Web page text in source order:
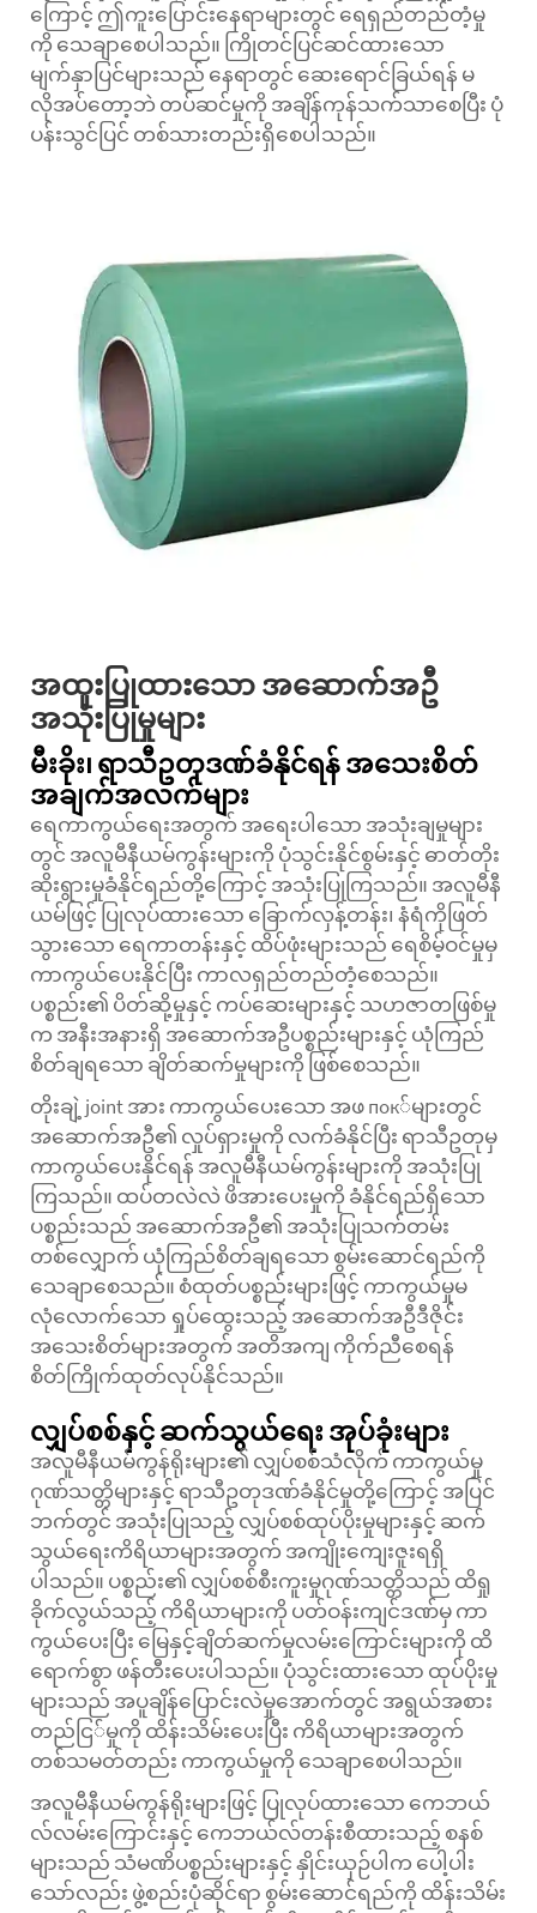
ကြောင့် ဤကူးပြောင်းနေရာများတွင် ရေရှည်တည်တံ့မှု
ကို သေချာစေပါသည်။ ကြိုတင်ပြင်ဆင်ထားသော
မျက်နှာပြင်များသည် နေရာတွင် ဆေးရောင်ခြယ်ရန် မ
လိုအပ်တော့ဘဲ တပ်ဆင်မှုကို အချိန်ကုန်သက်သာစေပြီး ပုံ
ပန်းသွင်ပြင် တစ်သားတည်းရှိစေပါသည်။
အထူးပြုထားသော အဆောက်အဦ
အသုံးပြုမှုများ
မီးခိုး၊ ရာသီဥတုဒဏ်ခံနိုင်ရန် အသေးစိတ်
အချက်အလက်များ
ရေကာကွယ်ရေးအတွက် အရေးပါသော အသုံးချမှုများ
တွင် အလူမီနီယမ်ကွန်းများကို ပုံသွင်းနိုင်စွမ်းနှင့် ဓာတ်တိုး
ဆိုးရွားမှုခံနိုင်ရည်တို့ကြောင့် အသုံးပြုကြသည်။ အလူမီနီ
ယမ်ဖြင့် ပြုလုပ်ထားသော ခြောက်လှန့်တန်း၊ နံရံကိုဖြတ်
သွားသော ရေကာတန်းနှင့် ထိပ်ဖုံးများသည် ရေစိမ့်ဝင်မှုမှ
ကာကွယ်ပေးနိုင်ပြီး ကာလရှည်တည်တံ့စေသည်။
ပစ္စည်း၏ ပိတ်ဆို့မှုနှင့် ကပ်ဆေးများနှင့် သဟဇာတဖြစ်မှု
က အနီးအနားရှိ အဆောက်အဦပစ္စည်းများနှင့် ယုံကြည်
စိတ်ချရသော ချိတ်ဆက်မှုများကို ဖြစ်စေသည်။
တိုးချဲ့ joint အား ကာကွယ်ပေးသော အဖ пок်များတွင်
အဆောက်အဦ၏ လှုပ်ရှားမှုကို လက်ခံနိုင်ပြီး ရာသီဥတုမှ
ကာကွယ်ပေးနိုင်ရန် အလူမီနီယမ်ကွန်းများကို အသုံးပြု
ကြသည်။ ထပ်တလဲလဲ ဖိအားပေးမှုကို ခံနိုင်ရည်ရှိသော
ပစ္စည်းသည် အဆောက်အဦ၏ အသုံးပြုသက်တမ်း
တစ်လျှောက် ယုံကြည်စိတ်ချရသော စွမ်းဆောင်ရည်ကို
သေချာစေသည်။ စံထုတ်ပစ္စည်းများဖြင့် ကာကွယ်မှုမ
လုံလောက်သော ရှုပ်ထွေးသည့် အဆောက်အဦဒီဇိုင်း
အသေးစိတ်များအတွက် အတိအကျ ကိုက်ညီစေရန်
စိတ်ကြိုက်ထုတ်လုပ်နိုင်သည်။
လျှပ်စစ်နှင့် ဆက်သွယ်ရေး အုပ်ခုံးများ
အလူမီနီယမ်ကွန်ရိုးများ၏ လျှပ်စစ်သံလိုက် ကာကွယ်မှု
ဂုဏ်သတ္တိများနှင့် ရာသီဥတုဒဏ်ခံနိုင်မှုတို့ကြောင့် အပြင်
ဘက်တွင် အသုံးပြုသည့် လျှပ်စစ်ထုပ်ပိုးမှုများနှင့် ဆက်
သွယ်ရေးကိရိယာများအတွက် အကျိုးကျေးဇူးရရှိ
ပါသည်။ ပစ္စည်း၏ လျှပ်စစ်စီးကူးမှုဂုဏ်သတ္တိသည် ထိရှု
ခိုက်လွယ်သည့် ကိရိယာများကို ပတ်ဝန်းကျင်ဒဏ်မှ ကာ
ကွယ်ပေးပြီး မြေနှင့်ချိတ်ဆက်မှုလမ်းကြောင်းများကို ထိ
ရောက်စွာ ဖန်တီးပေးပါသည်။ ပုံသွင်းထားသော ထုပ်ပိုးမှု
များသည် အပူချိန်ပြောင်းလဲမှုအောက်တွင် အရွယ်အစား
တည်ငြ်မှုကို ထိန်းသိမ်းပေးပြီး ကိရိယာများအတွက်
တစ်သမတ်တည်း ကာကွယ်မှုကို သေချာစေပါသည်။
အလူမီနီယမ်ကွန်ရိုးများဖြင့် ပြုလုပ်ထားသော ကေဘယ်
လ်လမ်းကြောင်းနှင့် ကေဘယ်လ်တန်းစီထားသည့် စနစ်
များသည် သံမဏိပစ္စည်းများနှင့် နှိုင်းယှဉ်ပါက ပေါ့ပါး
သော်လည်း ဖွဲ့စည်းပုံဆိုင်ရာ စွမ်းဆောင်ရည်ကို ထိန်းသိမ်း